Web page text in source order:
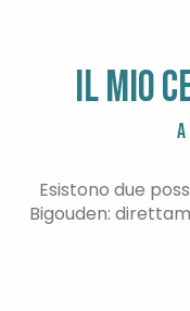
IL MIO
A
Esistono due
Bigouden: